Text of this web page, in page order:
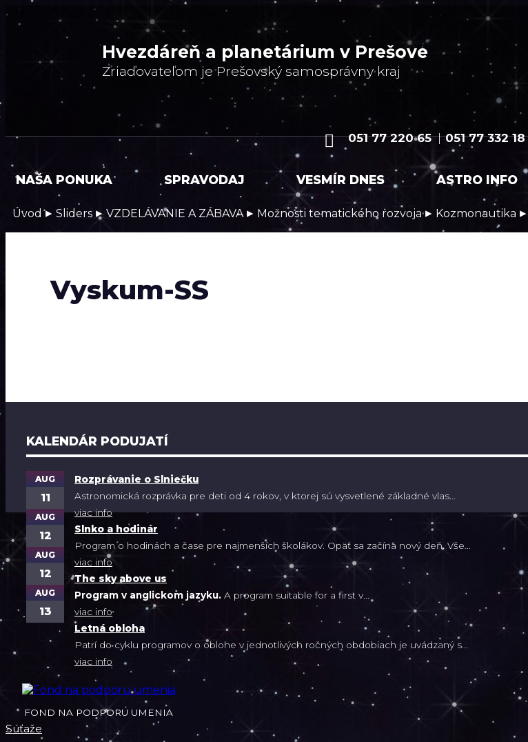
Hvezdáreň a planetárium v Prešove
Zriaďovateľom je Prešovský samosprávny kraj
051 77 220 65 051 77 332 18
NAŠA PONUKA SPRAVODAJ VESMÍR DNES ASTRO INFO
Úvod ▸ Sliders ▸ VZDELÁVANIE A ZÁBAVA▸ Možnosti tematického rozvoja▸ Kozmonautika ▸
Vyskum-SS
KALENDÁR PODUJATÍ
AUG
11
Rozprávanie o Slniečku
Astronomická rozprávka pre deti od 4 rokov, v ktorej sú vysvetlené základné vlas...
viac info
AUG
12
Slnko a hodinár
Program o hodinách a čase pre najmenších školákov. Opäť sa začína nový deň. Vše...
viac info
AUG
12
The sky above us
Program v anglickom jazyku. A program suitable for a first v...
viac info
AUG
13
Letná obloha
Patrí do cyklu programov o oblohe v jednotlivých ročných obdobiach je uvádzaný s...
viac info
FOND NA PODPORU UMENIA
Súťaže